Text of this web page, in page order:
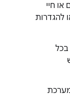
או חיי
להגדרות
בכל